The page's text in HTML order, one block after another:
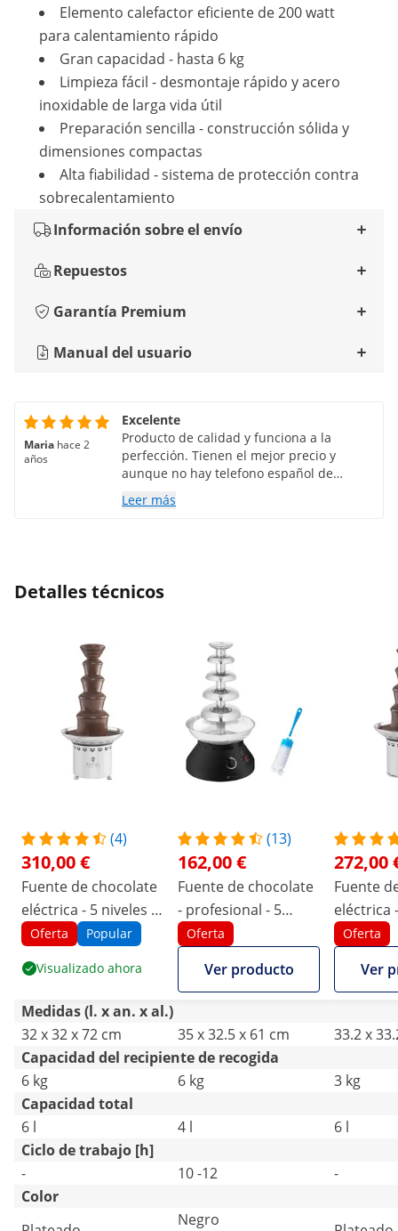
Elemento calefactor eficiente de 200 watt
para calentamiento rápido
Gran capacidad - hasta 6 kg
Limpieza fácil - desmontaje rápido y acero
inoxidable de larga vida útil
Preparación sencilla - construcción sólida y
dimensiones compactas
Alta fiabilidad - sistema de protección contra
sobrecalentamiento
Información sobre el envío
Repuestos
Garantía Premium
Manual del usuario
Maria hace 2
años
Excelente
Producto de calidad y funciona a la
perfección. Tienen el mejor precio y
aunque no hay telefono español de
atención al cliente si tienen un correo
donde te atienden rápidamente. Volvería
Leer más
Detalles técnicos
(4)
310,00 €
Fuente de chocolate
eléctrica - 5 niveles -
6 kg
Oferta Popular
Visualizado ahora
(13)
162,00 €
Fuente de chocolate
- profesional - 5
niveles - 4 L
Oferta
Ver producto
272,00
Fuente
eléctrica
6 kg
Oferta
Ver
Medidas (l. x an. x al.)
32 x 32 x 72 cm
35 x 32.5 x 61 cm
33.2 x
Capacidad del recipiente de recogida
6 kg
6 kg
3 kg
Capacidad total
6 l
4 l
6 l
Ciclo de trabajo [h]
-
10 -12
-
Color
Negro